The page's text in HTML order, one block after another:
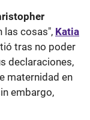
las cosas", Katia
tras no poder
declaraciones,
maternidad en
embargo,